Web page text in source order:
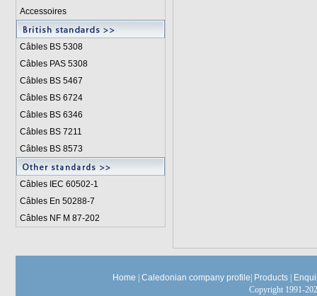
Accessoires
Câbles BS 5308
Câbles PAS 5308
Câbles BS 5467
Câbles BS 6724
Câbles BS 6346
Câbles BS 7211
Câbles BS 8573
Câbles IEC 60502-1
Câbles En 50288-7
Câbles NF M 87-202
Home Caledonian company profile Products
Copyright 1991-